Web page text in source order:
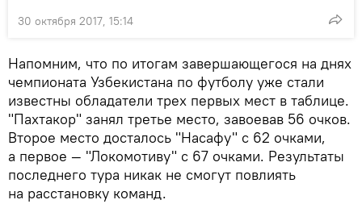
30 октября 2017, 15:14
Напомним, что по итогам завершающегося на днях
чемпионата Узбекистана по футболу уже стали
известны обладатели трех первых мест в таблице.
"Пахтакор" занял третье место, завоевав 56 очков.
Второе место досталось "Насафу" с 62 очками,
а первое — "Локомотиву" с 67 очками. Результаты
последнего тура никак не смогут повлиять
на расстановку команд.